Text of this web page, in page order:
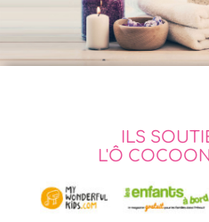
ILS
L'Ô